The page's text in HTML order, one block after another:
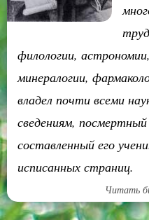
филологии,
минералогии,
владел почти всеми
сведениям,
составленный его
исписанных страниц.
Читать